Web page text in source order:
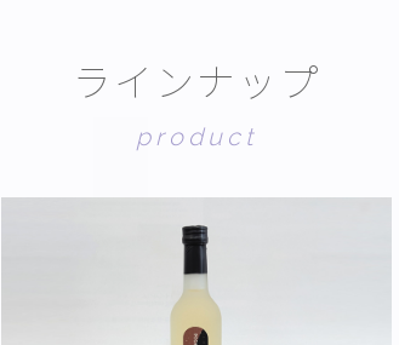
ラ イ ンナ ッ プ
pro du c t